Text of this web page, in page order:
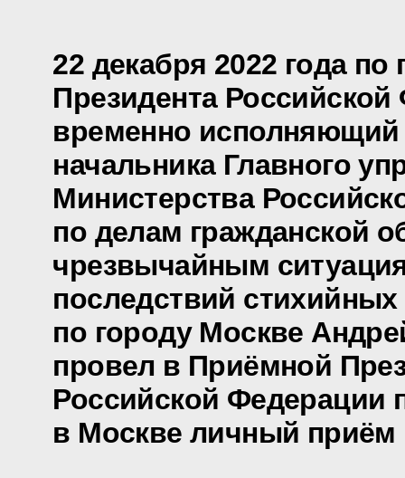
22 декабря 2022 года
Президента
временно исполняющий
начальника Главного
Министерства
по делам гражданской
чрезвычайным
последствий
по городу Москве
провел в Приёмной
Российской Федерации
в Москве личный приём